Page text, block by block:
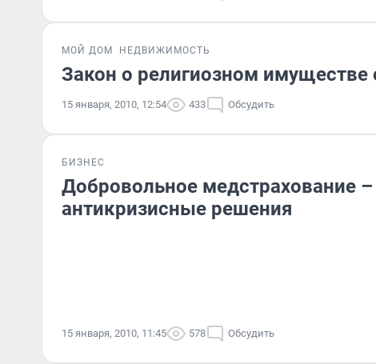
МОЙ ДОМ НЕДВИЖИМОСТЬ
Закон о религиозном имуществе
15 января, 2010, 12:54 433 Обсудить
БИЗНЕС
Добровольное медстрахование –
антикризисные решения
15 января, 2010, 11:45 578 Обсудить